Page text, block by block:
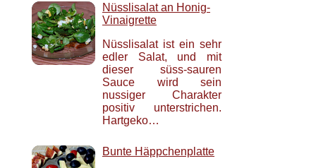
Nüsslisalat an Honig-
Vinaigrette
Nüsslisalat ist ein sehr
edler Salat, und mit
dieser süss-sauren
Sauce wird sein
nussiger Charakter
positiv unterstrichen.
Hartgeko…
Bunte Häppchenplatte